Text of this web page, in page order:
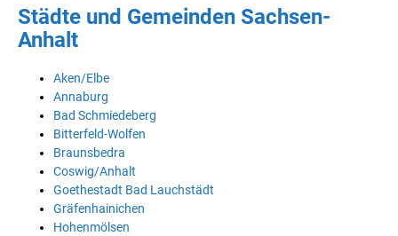
Städte und Gemeinden Sachsen-
Anhalt
Aken/Elbe
Annaburg
Bad Schmiedeberg
Bitterfeld-Wolfen
Braunsbedra
Coswig/Anhalt
Goethestadt Bad Lauchstädt
Gräfenhainichen
Hohenmölsen